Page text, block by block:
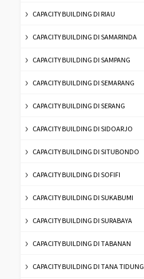
CAPACITY BUILDING DI RIAU
CAPACITY BUILDING DI SAMARINDA
CAPACITY BUILDING DI SAMPANG
CAPACITY BUILDING DI SEMARANG
CAPACITY BUILDING DI SERANG
CAPACITY BUILDING DI SIDOARJO
CAPACITY BUILDING DI SITUBONDO
CAPACITY BUILDING DI SOFIFI
CAPACITY BUILDING DI SUKABUMI
CAPACITY BUILDING DI SURABAYA
CAPACITY BUILDING DI TABANAN
CAPACITY BUILDING DI TANA TIDUNG